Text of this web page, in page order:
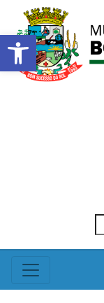
Barra